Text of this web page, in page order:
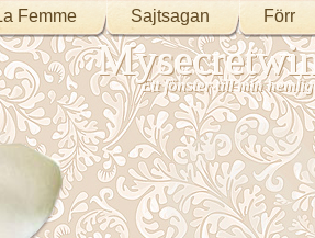
Femme Sajtsagan Förr
Ett fönster till min